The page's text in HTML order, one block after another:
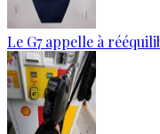
Le G7 appelle à